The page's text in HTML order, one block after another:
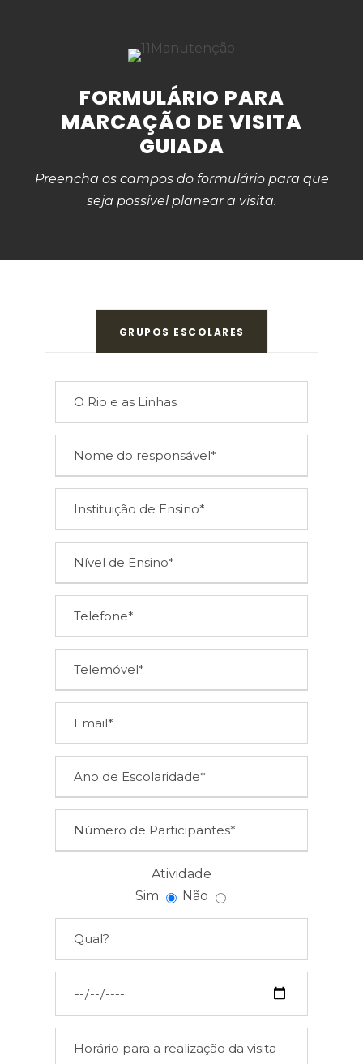
FORMULÁRIO PARA
MARCAÇÃO DE VISITA
GUIADA
Preencha os campos do formulário para que
seja possível planear a visita.
GRUPOS ESCOLARES
Atividade
Sim
Não